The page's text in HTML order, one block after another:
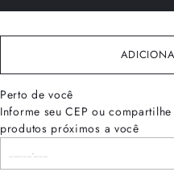
Perto de você
Informe seu CEP ou
produtos próximos a você